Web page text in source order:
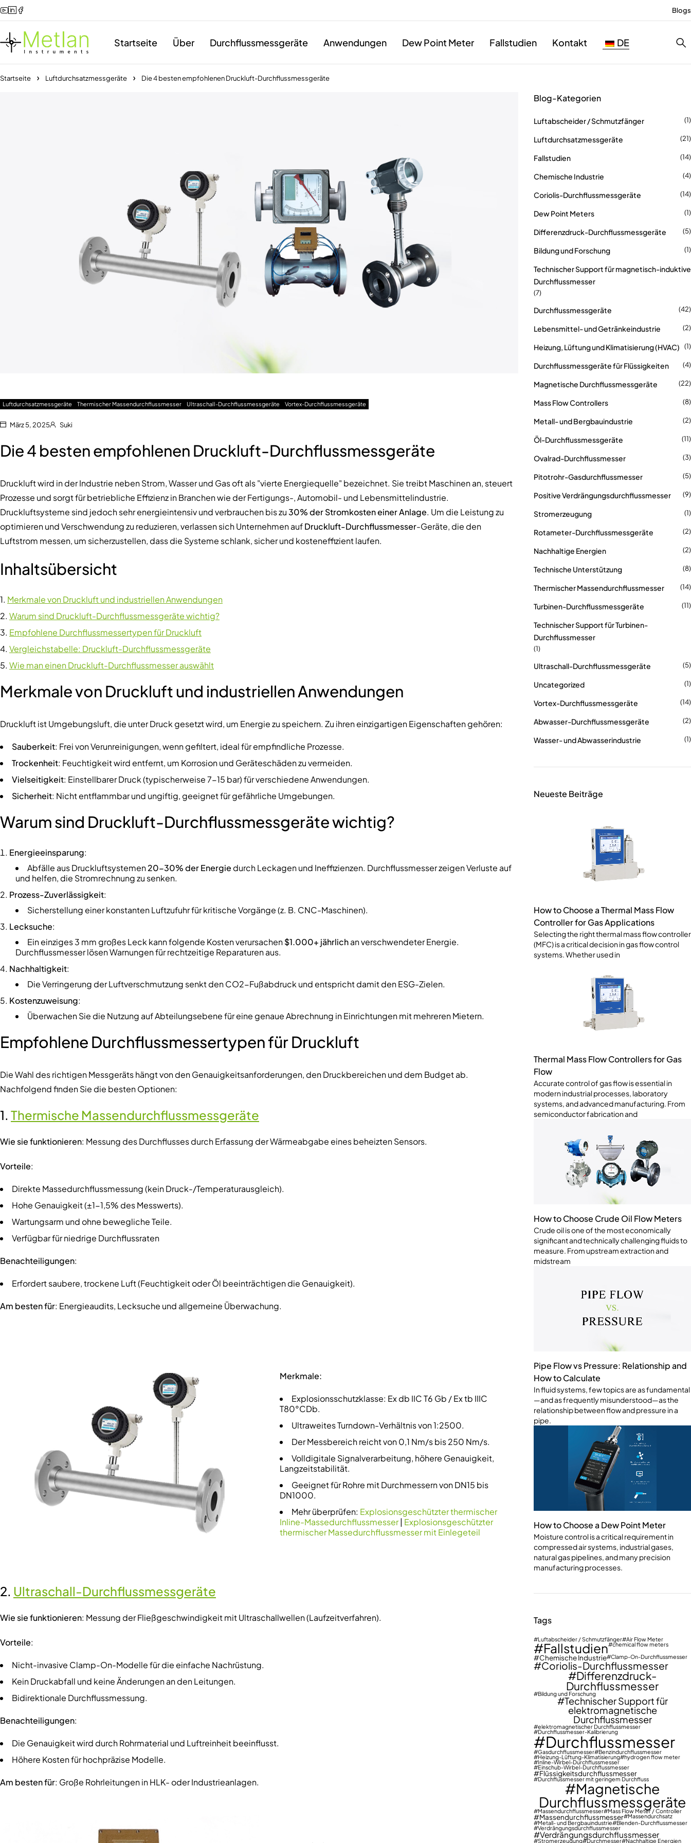
Blogs
Startseite Über Durchflussmessgeräte Anwendungen Dew Point Meter Fallstudien Kontakt DE
Startseite Luftdurchsatzmessgeräte Die 4 besten empfohlenen Druckluft-Durchflussmessgeräte
Luftdurchsatzmessgeräte Thermischer Massendurchflussmesser Ultraschall-Durchflussmessgeräte Vortex-Durchflussmessgeräte
März 5, 2025 Suki
Die 4 besten empfohlenen Druckluft-Durchflussmessgeräte
Druckluft wird in der Industrie neben Strom, Wasser und Gas oft als "vierte Energiequelle" bezeichnet. Sie treibt Maschinen an, steuert
Prozesse und sorgt für betriebliche Effizienz in Branchen wie der Fertigungs-, Automobil- und Lebensmittelindustrie.
Druckluftsysteme sind jedoch sehr energieintensiv und verbrauchen bis zu30% der Stromkosten einer Anlage. Um die Leistung zu
optimieren und Verschwendung zu reduzieren, verlassen sich Unternehmen aufDruckluft-Durchflussmesser-Geräte, die den
Luftstrom messen, um sicherzustellen, dass die Systeme schlank, sicher und kosteneffizient laufen.
Inhaltsübersicht
Merkmale von Druckluft und industriellen Anwendungen
Warum sind Druckluft-Durchflussmessgeräte wichtig?
Empfohlene Durchflussmessertypen für Druckluft
Vergleichstabelle: Druckluft-Durchflussmessgeräte
Wie man einen Druckluft-Durchflussmesser auswählt
Merkmale von Druckluft und industriellen Anwendungen
Druckluft ist Umgebungsluft, die unter Druck gesetzt wird, um Energie zu speichern. Zu ihren einzigartigen Eigenschaften gehören:
Sauberkeit: Frei von Verunreinigungen, wenn gefiltert, ideal für empfindliche Prozesse.
Trockenheit: Feuchtigkeit wird entfernt, um Korrosion und Geräteschäden zu vermeiden.
Vielseitigkeit: Einstellbarer Druck (typischerweise 7-15 bar) für verschiedene Anwendungen.
Sicherheit: Nicht entflammbar und ungiftig, geeignet für gefährliche Umgebungen.
Warum sind Druckluft-Durchflussmessgeräte wichtig?
Energieeinsparung:
Abfälle aus Druckluftsystemen20-30% der Energie durch Leckagen und Ineffizienzen. Durchflussmesser zeigen Verluste auf
und helfen, die Stromrechnung zu senken.
Prozess-Zuverlässigkeit:
Sicherstellung einer konstanten Luftzufuhr für kritische Vorgänge (z. B. CNC-Maschinen).
Lecksuche:
Ein einziges 3 mm großes Leck kann folgende Kosten verursachen$1.000+ jährlichan verschwendeter Energie.
Durchflussmesser lösen Warnungen für rechtzeitige Reparaturen aus.
Nachhaltigkeit:
Die Verringerung der Luftverschmutzung senkt den CO2-Fußabdruck und entspricht damit den ESG-Zielen.
Kostenzuweisung:
Überwachen Sie die Nutzung auf Abteilungsebene für eine genaue Abrechnung in Einrichtungen mit mehreren Mietern.
Empfohlene Durchflussmessertypen für Druckluft
Die Wahl des richtigen Messgeräts hängt von den Genauigkeitsanforderungen, den Druckbereichen und dem Budget ab.
Nachfolgend finden Sie die besten Optionen:
1. Thermische Massendurchflussmessgeräte
Wie sie funktionieren: Messung des Durchflusses durch Erfassung der Wärmeabgabe eines beheizten Sensors.
Vorteile:
Direkte Massedurchflussmessung (kein Druck-/Temperaturausgleich).
Hohe Genauigkeit (±1-1,5% des Messwerts).
Wartungsarm und ohne bewegliche Teile.
Verfügbar für niedrige Durchflussraten
Benachteiligungen:
Erfordert saubere, trockene Luft (Feuchtigkeit oder Öl beeinträchtigen die Genauigkeit).
Am besten für: Energieaudits, Lecksuche und allgemeine Überwachung.
Merkmale:
Explosionsschutzklasse: Ex db IIC T6 Gb / Ex tb IIIC
T80°CDb.
Ultraweites Turndown-Verhältnis von 1:2500.
Der Messbereich reicht von 0,1 Nm/s bis 250 Nm/s.
Volldigitale Signalverarbeitung, höhere Genauigkeit,
Langzeitstabilität.
Geeignet für Rohre mit Durchmessern von DN15 bis
DN1000.
Mehr überprüfen: Explosionsgeschützter thermischer
Inline-Massedurchflussmesser| Explosionsgeschützter
thermischer Massedurchflussmesser mit Einlegeteil
2. Ultraschall-Durchflussmessgeräte
Wie sie funktionieren: Messung der Fließgeschwindigkeit mit Ultraschallwellen (Laufzeitverfahren).
Vorteile:
Nicht-invasive Clamp-On-Modelle für die einfache Nachrüstung.
Kein Druckabfall und keine Änderungen an den Leitungen.
Bidirektionale Durchflussmessung.
Benachteiligungen:
Die Genauigkeit wird durch Rohrmaterial und Luftreinheit beeinflusst.
Höhere Kosten für hochpräzise Modelle.
Am besten für: Große Rohrleitungen in HLK- oder Industrieanlagen.
Blog-Kategorien
Luftabscheider / Schmutzfänger (1)
Luftdurchsatzmessgeräte (21)
Fallstudien (14)
Chemische Industrie (4)
Coriolis-Durchflussmessgeräte (14)
Dew Point Meters (1)
Differenzdruck-Durchflussmessgeräte (5)
Bildung und Forschung (1)
Technischer Support für magnetisch-induktive
Durchflussmesser
(7)
Durchflussmessgeräte (42)
Lebensmittel- und Getränkeindustrie (2)
Heizung, Lüftung und Klimatisierung (HVAC) (1)
Durchflussmessgeräte für Flüssigkeiten (4)
Magnetische Durchflussmessgeräte (22)
Mass Flow Controllers (8)
Metall- und Bergbauindustrie (2)
Öl-Durchflussmessgeräte (11)
Ovalrad-Durchflussmesser (3)
Pitotrohr-Gasdurchflussmesser (5)
Positive Verdrängungsdurchflussmesser (9)
Stromerzeugung (1)
Rotameter-Durchflussmessgeräte (2)
Nachhaltige Energien (2)
Technische Unterstützung (8)
Thermischer Massendurchflussmesser (14)
Turbinen-Durchflussmessgeräte (11)
Technischer Support für Turbinen-
Durchflussmesser
(1)
Ultraschall-Durchflussmessgeräte (5)
Uncategorized (1)
Vortex-Durchflussmessgeräte (14)
Abwasser-Durchflussmessgeräte (2)
Wasser- und Abwasserindustrie (1)
Neueste Beiträge
How to Choose a Thermal Mass Flow
Controller for Gas Applications
Selecting the right thermal mass flow controller
(MFC) is a critical decision in gas flow control
systems. Whether used in
Thermal Mass Flow Controllers for Gas
Flow
Accurate control of gas flow is essential in
modern industrial processes, laboratory
systems, and advanced manufacturing. From
semiconductor fabrication and
How to Choose Crude Oil Flow Meters
Crude oil is one of the most economically
significant and technically challenging fluids to
measure. From upstream extraction and
midstream
Pipe Flow vs Pressure: Relationship and
How to Calculate
In fluid systems, few topics are as fundamental
—and as frequently misunderstood—as the
relationship between flow and pressure in a
pipe.
How to Choose a Dew Point Meter
Moisture control is a critical requirement in
compressed air systems, industrial gases,
natural gas pipelines, and many precision
manufacturing processes.
Tags
Luftabscheider / Schmutzfänger Air Flow Meter
Fallstudien chemical flow meters
Chemische Industrie Clamp-On-Durchflussmesser
Coriolis-Durchflussmesser
Differenzdruck-
Durchflussmesser
Bildung und Forschung
Technischer Support für
elektromagnetische
Durchflussmesser
elektromagnetischer Durchflussmesser
Durchflussmesser-Kalibrierung
Durchflussmesser
Gasdurchflussmesser Benzindurchflussmesser
Heizung-Lüftung-Klimatisierung hydrogen flow meter
Inline-Wirbel-Durchflussmesser
Einschub-Wirbel-Durchflussmesser
Flüssigkeitsdurchflussmesser
Durchflussmesser mit geringem Durchfluss
Magnetische
Durchflussmessgeräte
Massendurchflussmesser Mass Flow Meter / Controller
Massendurchflussmesser
Massendurchsatz
Metall- und Bergbauindustrie
Blenden-Durchflussmesser
Verdrängungsdurchflussmesser
Verdrängungsdurchflussmesser
Stromerzeugung Durchmesser Nachhaltige Energien